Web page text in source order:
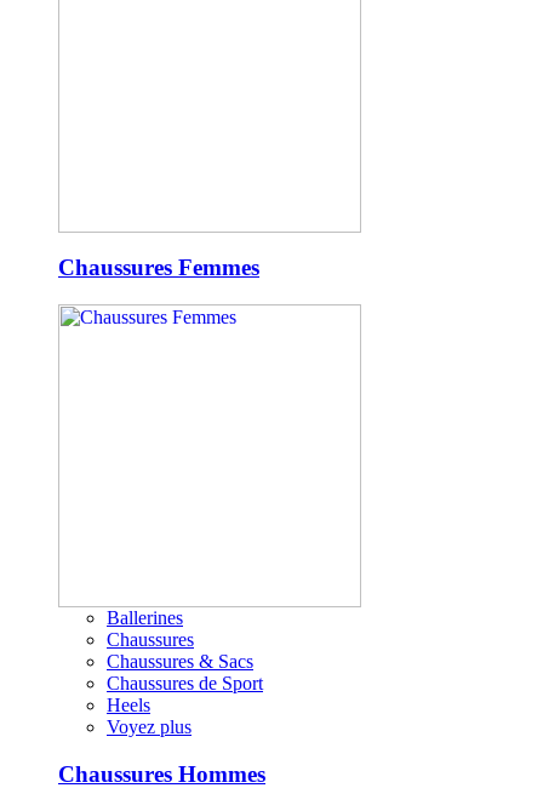
Chaussures Femmes
Ballerines
Chaussures
Chaussures & Sacs
Chaussures de Sport
Heels
Voyez plus
Chaussures Hommes